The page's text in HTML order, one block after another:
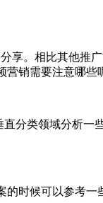
。相比其他推
营销需要注意哪些
类领域分析一
候可以参考一